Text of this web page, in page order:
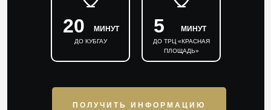
5 МИНУТ
ДО ТРЦ «КРАСНАЯ
ПЛОЩАДЬ»
ПОЛУЧИТЬ ИНФОРМАЦИЮ
20 МИНУТ
ДО КУБГАУ